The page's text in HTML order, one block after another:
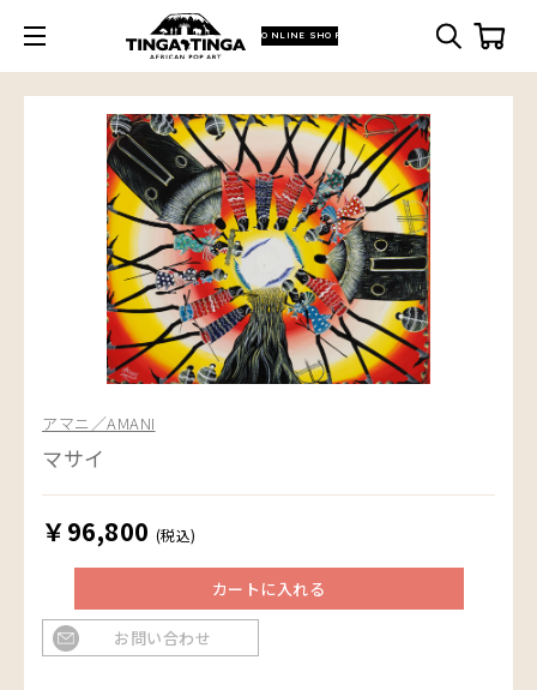
ONLINE SHOP
アマニ／AMANI
マサイ
￥96,800 (税込)
カートに入れる
お問い合わせ